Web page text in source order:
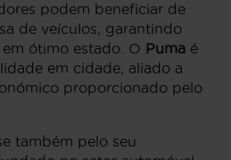
podem beneficiar de
de veículos, garantindo
ótimo estado. O Puma é
em cidade, aliado a
proporcionado pelo
também pelo seu